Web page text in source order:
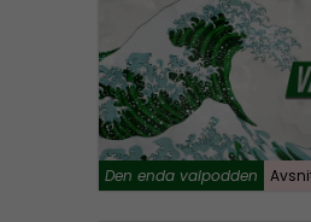
Den enda valpodden